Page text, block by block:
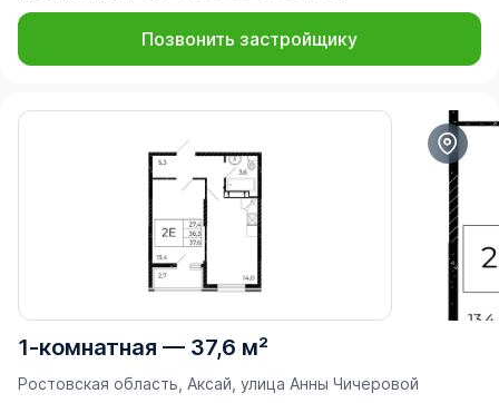
Позвонить застройщику
1-комнатная — 37,6 м²
Ростовская область, Аксай, улица Анны Чичеровой